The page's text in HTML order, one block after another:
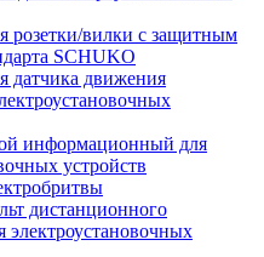
розетки/вилки с защитным
SCHUKO
датчика движения
информационный для
устройств
дистанционного
электроустановочных